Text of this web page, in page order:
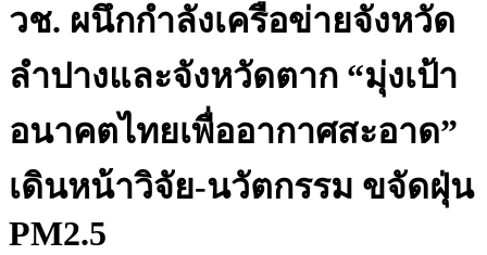
วช. ผนึกกำลังเครือข่ายจังหวัด
ลำปางและจังหวัดตาก “มุ่งเป้า
อนาคตไทยเพื่ออากาศสะอาด”
เดินหน้าวิจัย-นวัตกรรม ขจัดฝุ่น
PM2.5